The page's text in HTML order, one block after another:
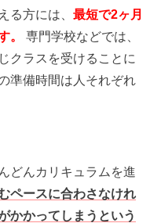
る方には、最短で2ヶ月
。
専門学校などでは、
クラスを受けることに
準備時間は人それぞれ
どんカリキュラムを進
ペースに合わさなけれ
かかってしまうという